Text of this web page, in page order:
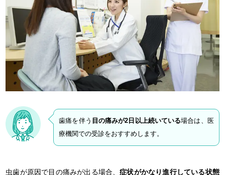
歯痛を伴う 目の痛みが2日以上続いている場合は、医
療機関での受診をおすすめします。
虫歯が原因で目の痛みが出る場合、症状がかなり進行している状態